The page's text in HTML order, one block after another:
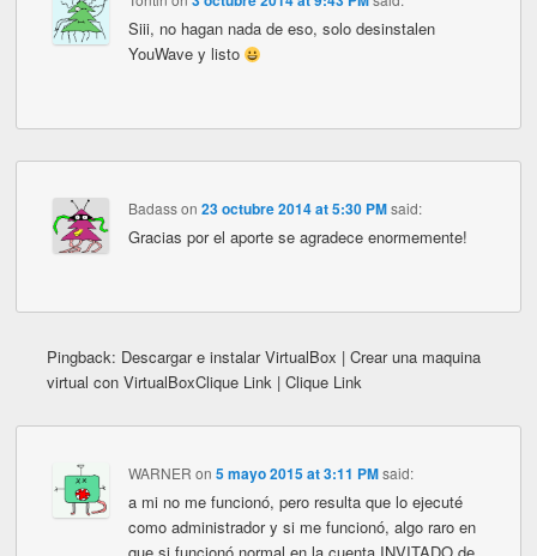
Siii, no hagan nada de eso, solo desinstalen
YouWave y listo
Badasson 23 octubre 2014 at 5:30 PM said:
Gracias por el aporte se agradece enormemente!
Pingback: Descargar e instalar VirtualBox | Crear una maquina
virtual con VirtualBoxClique Link | Clique Link
WARNER on 5 mayo 2015 at 3:11 PM said:
a mi no me funcionó, pero resulta que lo ejecuté
como administrador y si me funcionó, algo raro en